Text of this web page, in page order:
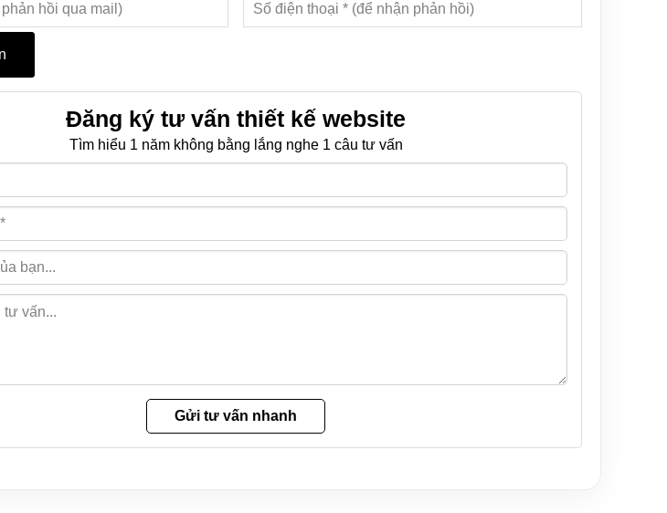
Đăng ký tư vấn thiết kế website
Tìm hiểu 1 năm không bằng lắng nghe 1 câu tư vấn